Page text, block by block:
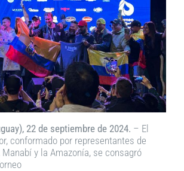
22 de septiembre de 2024. – El
conformado por representantes de
Manabí y la Amazonía, se consagró